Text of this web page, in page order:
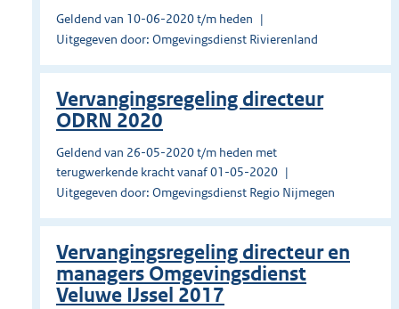
Geldend van 10-06-2020 t/m heden
Uitgegeven door: Omgevingsdienst Rivierenland
Vervangingsregeling directeur
ODRN 2020
Geldend van 26-05-2020 t/m heden met
terugwerkende kracht vanaf 01-05-2020
Uitgegeven door: Omgevingsdienst Regio Nijmegen
Vervangingsregeling directeur en
managers Omgevingsdienst
Veluwe IJssel 2017